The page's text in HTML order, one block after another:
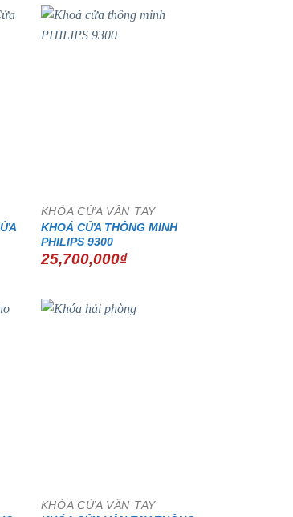
KHÓA CỬA VÂN TAY
KHOÁ CỬA THÔNG MINH
PHILIPS 9300
25,700,000₫
KHÓA CỬA VÂN TAY